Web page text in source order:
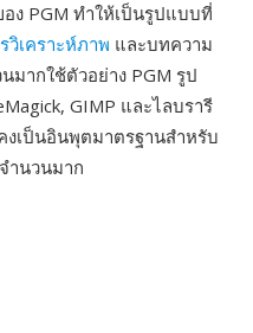
ง PGM ทำให้เป็นรูปแบบที่
วิเคราะห์ภาพ และบทความ
มากใช้ตัวอย่าง PGM รูป
GIMP และไลบรารี
เป็นอินพุตมาตรฐานสำหรับ
ำนวนมาก